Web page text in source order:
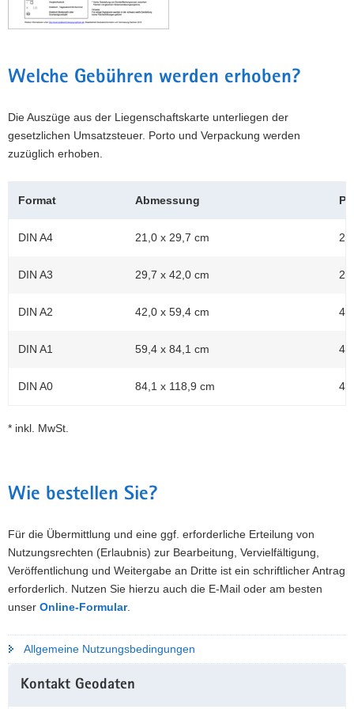
Welche Gebühren werden erhoben?
Die Auszüge aus der Liegenschaftskarte unterliegen der
gesetzlichen Umsatzsteuer. Porto und Verpackung werden
zuzüglich erhoben.
Format Abmessung
DIN A4 21,0 x 29,7 cm
DIN A3 29,7 x 42,0 cm
DIN A2 42,0 x 59,4 cm
DIN A1 59,4 x 84,1 cm
DIN A0 84,1 x 118,9 cm
* inkl. MwSt.
Wie bestellen Sie?
Für die Übermittlung und eine ggf. erforderliche Erteilung von
Nutzungsrechten (Erlaubnis) zur Bearbeitung, Vervielfältigung,
Veröffentlichung und Weitergabe an Dritte ist ein schriftlicher Antrag
erforderlich. Nutzen Sie hierzu auch die E-Mail oder am besten
unser Online-Formular.
Allgemeine Nutzungsbedingungen
Information
Kontakt Geodaten